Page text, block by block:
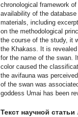
chronological framework
availability of the
materials, including
on the methodological
the course of the study, it
the Khakass. It is
for the name of the swan.
color caused the
the avifauna was
of the swan was
goddess Umai has been
Текст научной статьи